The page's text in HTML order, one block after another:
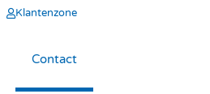
Klantenzone
Contact